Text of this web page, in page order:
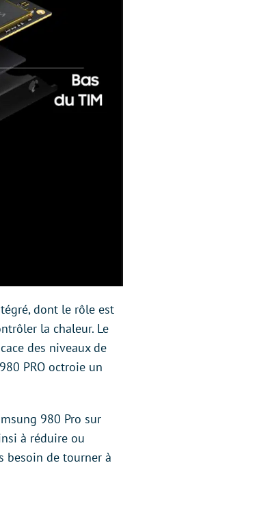
dont le rôle est
la chaleur. Le
des niveaux de
PRO octroie un
980 Pro sur
à réduire ou
besoin de tourner à